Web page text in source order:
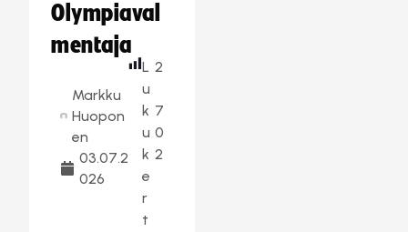
Olympiaval
mentaja
Markku
Huopon
en
03.07.2
026
L
u
k
u
k
e
r
t
2
7
0
2